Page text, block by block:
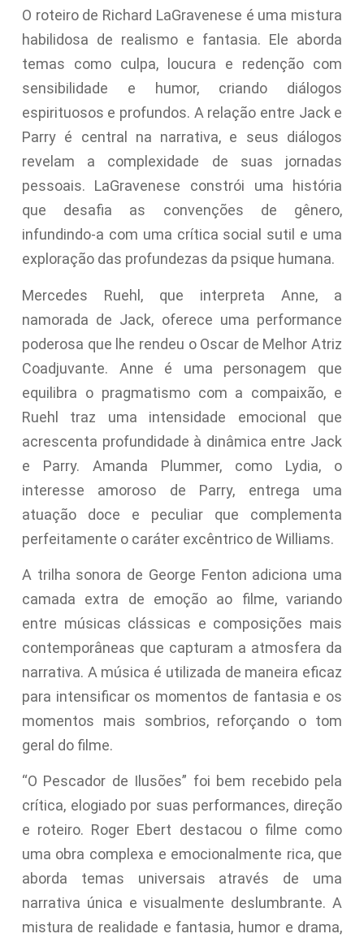
O roteiro de Richard LaGravenese é uma mistura
habilidosa de realismo e fantasia. Ele aborda
temas como culpa, loucura e redenção com
sensibilidade e humor, criando diálogos
espirituosos e profundos. A relação entre Jack e
Parry é central na narrativa, e seus diálogos
revelam a complexidade de suas jornadas
pessoais. LaGravenese constrói uma história
que desafia as convenções de gênero,
infundindo-a com uma crítica social sutil e uma
exploração das profundezas da psique humana.
Mercedes Ruehl, que interpreta Anne, a
namorada de Jack, oferece uma performance
poderosa que lhe rendeu o Oscar de Melhor Atriz
Coadjuvante. Anne é uma personagem que
equilibra o pragmatismo com a compaixão, e
Ruehl traz uma intensidade emocional que
acrescenta profundidade à dinâmica entre Jack
e Parry. Amanda Plummer, como Lydia, o
interesse amoroso de Parry, entrega uma
atuação doce e peculiar que complementa
perfeitamente o caráter excêntrico de Williams.
A trilha sonora de George Fenton adiciona uma
camada extra de emoção ao filme, variando
entre músicas clássicas e composições mais
contemporâneas que capturam a atmosfera da
narrativa. A música é utilizada de maneira eficaz
para intensificar os momentos de fantasia e os
momentos mais sombrios, reforçando o tom
geral do filme.
“O Pescador de Ilusões” foi bem recebido pela
crítica, elogiado por suas performances, direção
e roteiro. Roger Ebert destacou o filme como
uma obra complexa e emocionalmente rica, que
aborda temas universais através de uma
narrativa única e visualmente deslumbrante. A
mistura de realidade e fantasia, humor e drama,